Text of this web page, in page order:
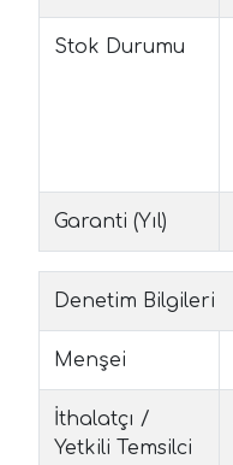
Stok Durumu
Garanti (Yıl)
Denetim Bilgileri
Menşei
İthalatçı /
Yetkili Temsilci